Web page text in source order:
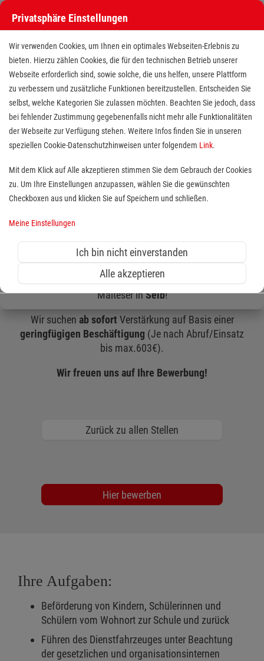
Fahrer (m/w/d) für den Kinder-
und Schülerverkehr - Minijob
Standort(e):Selb
Gutes tun und viel bewegen?
Dann werden Sie Teil unseres Teams im Fahrdienst der
Malteser inSelb!
Wir suchen ab sofort Verstärkung auf Basis einer
geringfügigen Beschäftigung (Je nach Abruf/Einsatz
bis max.603€).
Wir freuen uns auf Ihre Bewerbung!
Zurück zu allen Stellen
Hier bewerben
Ihre Aufgaben:
Beförderung von Kindern, Schülerinnen und
Schülern vom Wohnort zur Schule und zurück
Führen des Dienstfahrzeuges unter Beachtung
der gesetzlichen und organisationsinternen
Privatsphäre Einstellungen
Wir verwenden Cookies, um Ihnen ein optimales Webseiten-Erlebnis zu
bieten. Hierzu zählen Cookies, die für den technischen Betrieb unserer
Webseite erforderlich sind, sowie solche, die uns helfen, unsere Plattform
zu verbessern und zusätzliche Funktionen bereitzustellen. Entscheiden Sie
selbst, welche Kategorien Sie zulassen möchten. Beachten Sie jedoch, dass
bei fehlender Zustimmung gegebenenfalls nicht mehr alle Funktionalitäten
der Webseite zur Verfügung stehen. Weitere Infos finden Sie in unseren
speziellen Cookie-Datenschutzhinweisen unter folgendem Link.
Mit dem Klick auf Alle akzeptieren stimmen Sie dem Gebrauch der Cookies
zu. Um Ihre Einstellungen anzupassen, wählen Sie die gewünschten
Checkboxen aus und klicken Sie auf Speichern und schließen.
Meine Einstellungen
Ich bin nicht einverstanden
Alle akzeptieren